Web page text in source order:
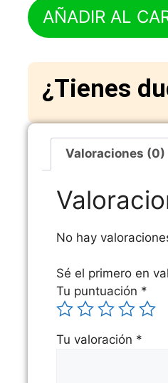
AÑADIR AL
¿Tienes
Valoraciones (0)
No hay
Sé el primero en
Tu puntuación *
Tu valoración *